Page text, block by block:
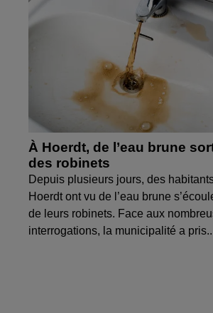
À Hoerdt, de l’eau brune
des robinets
Depuis plusieurs jours, des
Hoerdt ont vu de l’eau brune
de leurs robinets. Face aux
interrogations, la municipalité a